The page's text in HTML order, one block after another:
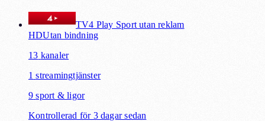
TV4 Play Sport utan reklam
HDUtan bindning
13 kanaler
1 streamingtjänster
9 sport & ligor
Kontrollerad för 3 dagar sedan